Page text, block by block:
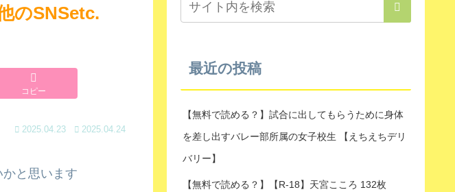
のSNSetc.
コピー
2025.04.23 2025.04.24
と思います
最近の投稿
【無料で読める？】試合に出してもらうために身体
を差し出すバレー部所属の女子校生 【えちえちデリ
バリー】
【無料で読める？】【R-18】天宮こころ 132枚